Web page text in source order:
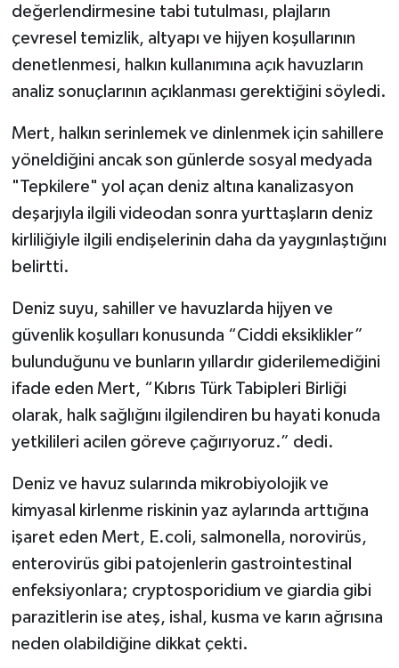
değerlendirmesine tabi tutulması, plajların
çevresel temizlik, altyapı ve hijyen koşullarının
denetlenmesi, halkın kullanımına açık havuzların
analiz sonuçlarının açıklanması gerektiğini söyledi.
Mert, halkın serinlemek ve dinlenmek için sahillere
yöneldiğini ancak son günlerde sosyal medyada
"Tepkilere" yol açan deniz altına kanalizasyon
deşarjıyla ilgili videodan sonra yurttaşların deniz
kirliliğiyle ilgili endişelerinin daha da yaygınlaştığını
belirtti.
Deniz suyu, sahiller ve havuzlarda hijyen ve
güvenlik koşulları konusunda “Ciddi eksiklikler”
bulunduğunu ve bunların yıllardır giderilemediğini
ifade eden Mert, “Kıbrıs Türk Tabipleri Birliği
olarak, halk sağlığını ilgilendiren bu hayati konuda
yetkilileri acilen göreve çağırıyoruz.” dedi.
Deniz ve havuz sularında mikrobiyolojik ve
kimyasal kirlenme riskinin yaz aylarında arttığına
işaret eden Mert, E.coli, salmonella, norovirüs,
enterovirüs gibi patojenlerin gastrointestinal
enfeksiyonlara; cryptosporidium ve giardia gibi
parazitlerin ise ateş, ishal, kusma ve karın ağrısına
neden olabildiğine dikkat çekti.